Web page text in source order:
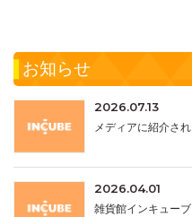
お知らせ
2026.07.13
メディアに紹介され
2026.04.01
雑貨館インキュー